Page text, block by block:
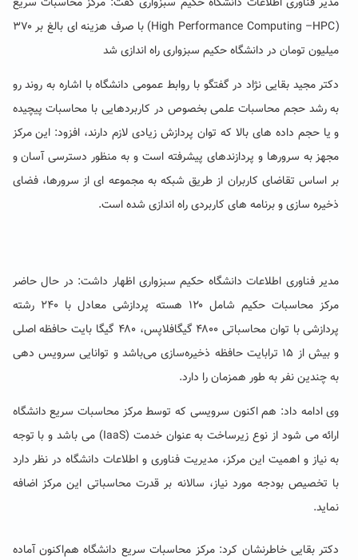
(High Performance Computing –HPC) با صرف هزینه ای بالغ بر ۳۷۰
میلیون تومان در دانشگاه حکیم سبزواری راه اندازی شد
دکتر مجید بقایی نژاد در گفتگو با روابط عمومی دانشگاه با اشاره به روند رو
به رشد حجم محاسبات علمی بخصوص در کاربردهایی با محاسبات پیچیده
و یا حجم داده های بالا که توان پردازش زیادی لازم دارند، افزود: این مرکز
مجهز به سرورها و پردازندهای پیشرفته است و به منظور دسترسی آسان و
بر اساس تقاضای کاربران از طریق شبکه به مجموعه ای از سرورها، فضای
ذخیره سازی و برنامه های کاربردی راه اندازی شده است.
مدیر فناوری اطلاعات دانشگاه حکیم سبزواری اظهار داشت: در حال حاضر
مرکز محاسبات حکیم شامل ۱۲۰ هسته پردازشی معادل با ۲۴۰ رشته
پردازشی با توان محاسباتی ۴۸۰۰ گیگافلاپس، ۴۸۰ گیگا بایت حافظه اصلی
و بیش از ۱۵ ترابایت حافظه ذخیره‌سازی می‌باشد و توانایی سرویس دهی
به چندین نفر به طور همزمان را دارد.
وی ادامه داد: هم اکنون سرویسی که توسط مرکز محاسبات سریع دانشگاه
ارائه می شود از نوع زیرساخت به عنوان خدمت (IaaS) می باشد و با توجه
به نیاز و اهمیت این مرکز، مدیریت فناوری و اطلاعات دانشگاه در نظر دارد
با تخصیص بودجه مورد نیاز، سالانه بر قدرت محاسباتی این مرکز اضافه
نماید.
دکتر بقایی خاطرنشان کرد: مرکز محاسبات سریع دانشگاه هم‌اکنون آماده